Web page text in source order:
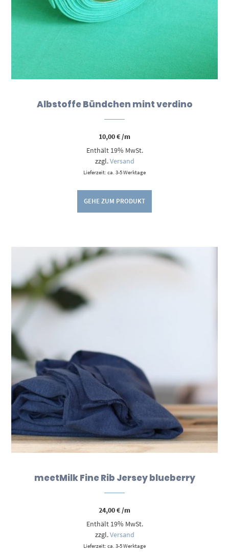
Albstoffe Bündchen mint verdino
10,00€/m
Enthält 19% MwSt.
zzgl.Versand
Lieferzeit: ca. 3-5 Werktage
GEHE ZUM PRODUKT
meetMilk Fine Rib Jersey blueberry
24,00€/m
Enthält 19% MwSt.
zzgl.Versand
Lieferzeit: ca. 3-5 Werktage